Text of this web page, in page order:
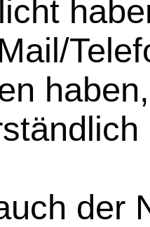
der